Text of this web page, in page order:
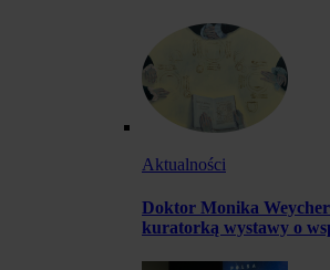
Aktualności
Doktor Monika
kuratorką wystawy o